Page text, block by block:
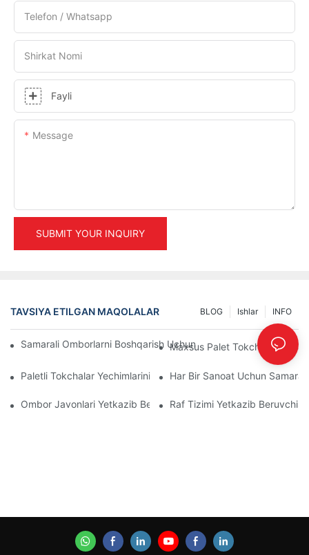
Telefon / Whatsapp
Shirkat Nomi
Fayli
Message
SUBMIT YOUR INQUIRY
TAVSIYA ETILGAN MAQOLALAR INFO
Ishlar
BLOG
Samarali Omborlarni Boshqarish Uchun Eng Yaxshi Sanoat
Maxsus Palet Tokchalari
Paletli Tokchalar Yechimlarining Kelajagi: Trendlar Va
Har Bir Sanoat Uchun
Ombor Javonlari Yetkazib Beruvchilari: Nimalarga E'tibor Berish
Raf Tizimi Yetkazib